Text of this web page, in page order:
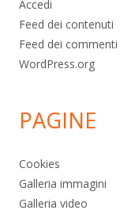
Accedi
Feed dei contenuti
Feed dei commenti
WordPress.org
PAGINE
Cookies
Galleria immagini
Galleria video